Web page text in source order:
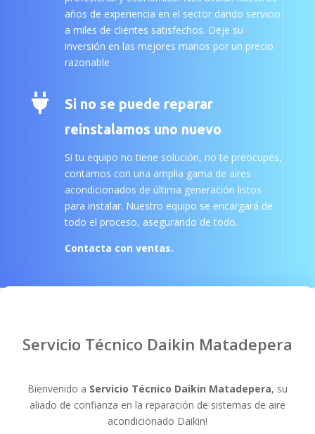
años de experiencia en el sector dando servicio
a miles de clientes satisfechos. Deje su
inversión en las mejores manos por un precio
razonable

Si no se puede reparar
reinstalamos uno nuevo
Si tu equipo no tiene solución, no te preocupes,
contamos con una amplia gama de aires
acondicionados de última generación listos
para instalar. Nuestro equipo se encargará de
todo el proceso, asegurando de todo.
Contacta con ventas.
Servicio Técnico Daikin Matadepera
Bienvenido a Servicio Técnico Daikin Matadepera, su
aliado de confianza en la reparación de sistemas de aire
acondicionado Daikin!